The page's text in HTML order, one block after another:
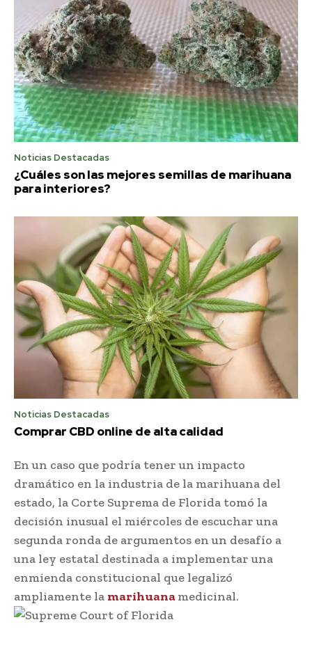
Noticias Destacadas
¿Cuáles son las mejores semillas de marihuana
para interiores?
Noticias Destacadas
Comprar CBD online de alta calidad
En un caso que podría tener un impacto
dramático en la industria de la marihuana del
estado, la Corte Suprema de Florida tomó la
decisión inusual el miércoles de escuchar una
segunda ronda de argumentos en un desafío a
una ley estatal destinada a implementar una
enmienda constitucional que legalizó
ampliamente la marihuanamedicinal.